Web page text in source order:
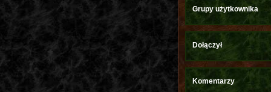
Grupy użytkownika
Dołączył
Komentarzy